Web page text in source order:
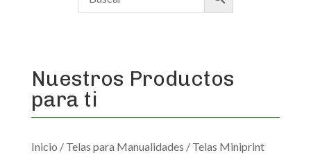
Nuestros Productos
para ti
Inicio / Telas para Manualidades / Telas Miniprint